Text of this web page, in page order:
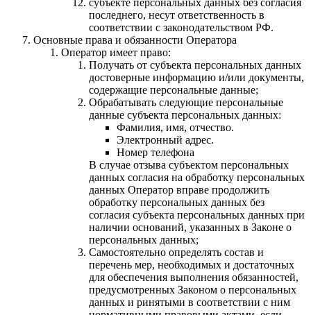
субъекте персональных данных без согласия
последнего, несут ответственность в
соответствии с законодательством РФ.
Основные права и обязанности Оператора
Оператор имеет право:
Получать от субъекта персональных данных
достоверные информацию и/или документы,
содержащие персональные данные;
Обрабатывать следующие персональные
данные субъекта персональных данных:
Фамилия, имя, отчество.
Электронный адрес.
Номер телефона
В случае отзыва субъектом персональных
данных согласия на обработку персональных
данных Оператор вправе продолжить
обработку персональных данных без
согласия субъекта персональных данных при
наличии оснований, указанных в Законе о
персональных данных;
Самостоятельно определять состав и
перечень мер, необходимых и достаточных
для обеспечения выполнения обязанностей,
предусмотренных Законом о персональных
данных и ринятыми в соответствии с ним